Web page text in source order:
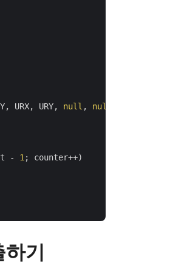
URX, URY, null , null
- 1 ; counter++)
기